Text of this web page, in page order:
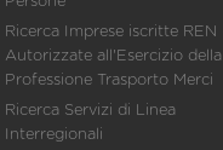
Ricerca Imprese iscritte REN
Autorizzate all'Esercizio della
Professione Trasporto Merci
Ricerca Servizi di Linea
Interregionali